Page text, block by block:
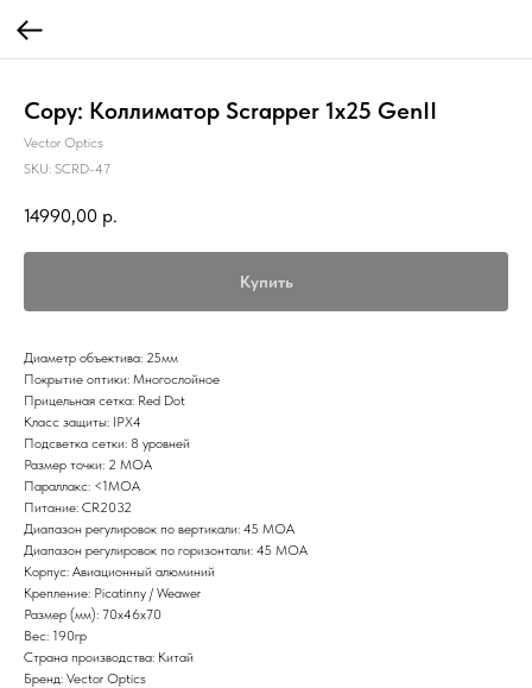
Copy: Коллиматор Scrapper 1x25 GenII
Vector Optics
SKU: SCRD-47
14990,00 р.
Купить
Диаметр объектива: 25мм
Покрытие оптики: Многослойное
Прицельная сетка: Red Dot
Класс защиты: IPX4
Подсветка сетки: 8 уровней
Размер точки: 2 МОА
Параллакс: <1MOA
Питание: CR2032
Диапазон регулировок по вертикали: 45 МОА
Диапазон регулировок по горизонтали: 45 МОА
Корпус: Авиационный алюминий
Крепление: Picatinny / Weawer
Размер (мм): 70x46x70
Вес: 190гр
Страна производства: Китай
Бренд: Vector Optics